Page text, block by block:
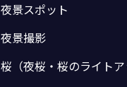
夜景スポット
夜景撮影
桜（夜桜・桜のライトア